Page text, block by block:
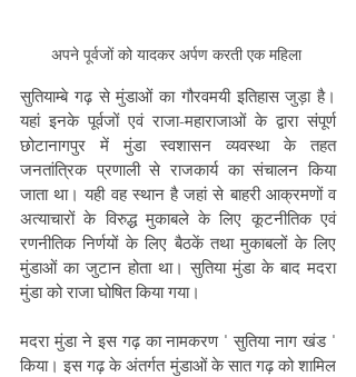
अपने पूर्वजों को यादकर अर्पण करती एक महिला
सुतियाम्बे गढ़ से मुंडाओं का गौरवमयी इतिहास जुड़ा है।
यहां इनके पूर्वजों एवं राजा-महाराजाओं के द्वारा संपूर्ण
छोटानागपुर में मुंडा स्वशासन व्यवस्था के तहत
जनतांत्रिक प्रणाली से राजकार्य का संचालन किया
जाता था। यही वह स्थान है जहां से बाहरी आक्रमणों व
अत्याचारों के विरुद्ध मुकाबले के लिए कूटनीतिक एवं
रणनीतिक निर्णयों के लिए बैठकें तथा मुकाबलों के लिए
मुंडाओं का जुटान होता था। सुतिया मुंडा के बाद मदरा
मुंडा को राजा घोषित किया गया।
मदरा मुंडा ने इस गढ़ का नामकरण ' सुतिया नाग खंड '
किया। इस गढ़ के अंतर्गत मुंडाओं के सात गढ़ को शामिल